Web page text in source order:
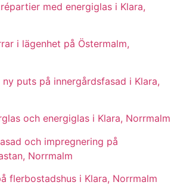
med energiglas i Klara,
i lägenhet på Östermalm,
puts på innergårdsfasad i Klara,
och energiglas i Klara, Norrmalm
och impregnering på
Norrmalm
flerbostadshus i Klara, Norrmalm